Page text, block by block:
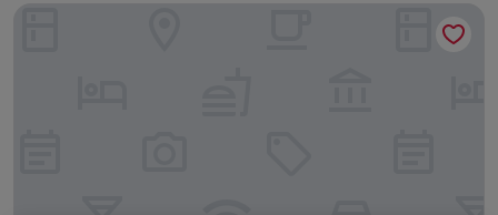
Radisson Blu Resort & Spa, Gran Canaria Mogan